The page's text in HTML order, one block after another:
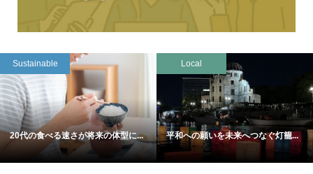
Sustainable
20代の食べる速さが将来の体型に...
Local
平和への願いを未来へつなぐ灯籠...